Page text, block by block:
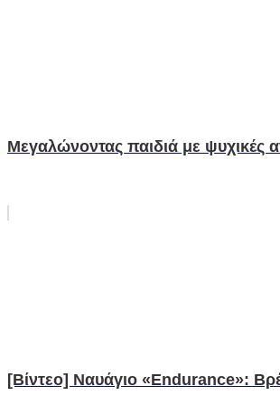
Μεγαλώνοντας παιδιά με ψυχικές
[Βίντεο] Ναυάγιο «Endurance»: